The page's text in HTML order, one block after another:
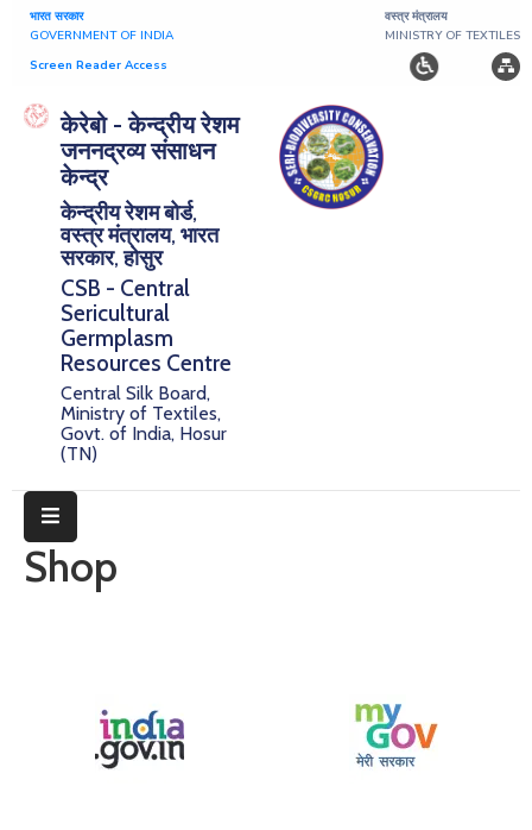
भारत सरकार
GOVERNMENT OF INDIA
वस्त्र मंत्रालय
MINISTRY OF TEXTILES
Screen Reader Access
केरेबो - केन्द्रीय रेशम
जननद्रव्य संसाधन
केन्द्र
केन्द्रीय रेशम बोर्ड,
वस्त्र मंत्रालय, भारत
सरकार, होसुर
CSB - Central
Sericultural
Germplasm
Resources Centre
Central Silk Board,
Ministry of Textiles,
Govt. of India, Hosur
(TN)
Home
About
Research
Publications
Notice
Board
Downloads
More
Shop